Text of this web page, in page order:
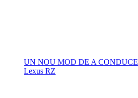
UN NOU MOD DE A CONDUCE
Lexus RZ